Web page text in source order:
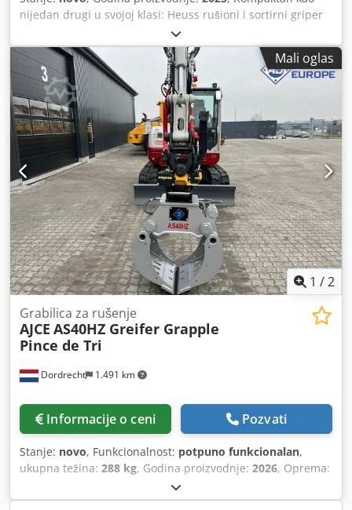
nijedan drugi u svojoj klasi: Heuss rušioni i sortirni griper
GSR3-400 Pogodan za bager od 3t Nadogradnja (CW05,
MS01 itd) uključena u cenu. Integrisani rotacioni
ležaj/hidromotor rotator. Crjdpfx Aoxgnw Ishusf U
potpunosti izrađen od HARDOX 400 i WELDOX 690.
Zamenjivi HB500 rezni noževi Kaljeni čelični klinovi Cr/Mdn
4 Stezanje max pritisak 300 bar Rotacija max pritisak 160
bar Težina: 162 kg Otvaranje: 870 mm Širina: 400 mm
Takođe dostupan u varijanti za drvo.
Mali oglas
1 /2
Dordrecht 1.491 km
Grabilica za rušenje
AJCE AS40HZ Greifer Grapple
Pince de Tri
Informacije o ceni Pozvati
Stanje: novo, Funkcionalnost: potpuno funkcionalan,
ukupna težina: 288 kg, Godina proizvodnje: 2026, Oprema:
, AJCE Europe AS40HZ grabilica je teška
288 kg i predstavlja model bez rotacije. Standardni S-